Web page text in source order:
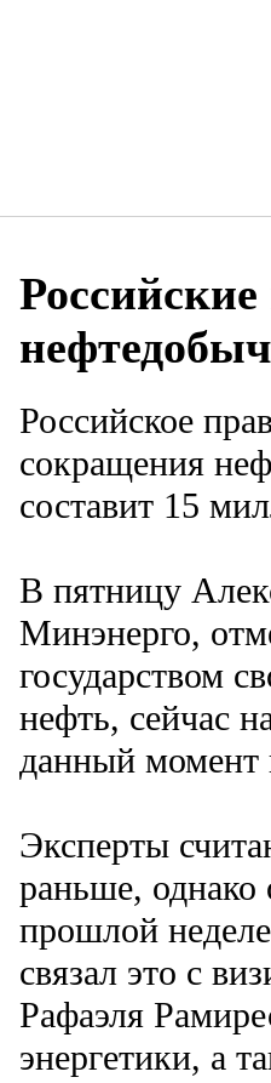
Российское
сокращения
составит 15
В пятницу
Минэнерго,
государством
нефть, сейчас
данный момент
Эксперты
раньше,
прошлой
связал это с
Рафаэля
энергетики, а